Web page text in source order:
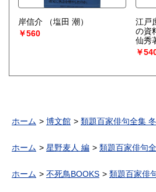
岸信介
（塩田 潮）
￥560
江戸
の資
仙秀
￥
ホーム 博文館 類題百家俳句全集
ホーム 星野麦人 編 類題百家俳句
ホーム 不死鳥BOOKS 類題百家俳